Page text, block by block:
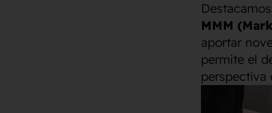
MMM
aportar
permite el
perspectiva